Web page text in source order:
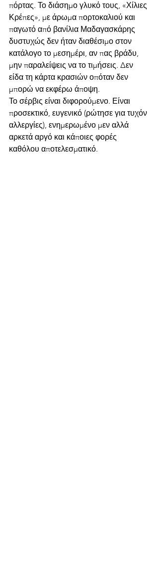
πόρτας. Το διάσημο γλυκό τους, «Χίλιες
Κρέπες», με άρωμα πορτοκαλιού και
παγωτό από βανίλια Μαδαγασκάρης
δυστυχώς δεν ήταν διαθέσιμο στον
κατάλογο το μεσημέρι, αν πας βράδυ,
μην παραλείψεις να το τιμήσεις. Δεν
είδα τη κάρτα κρασιών οπόταν δεν
μπορώ να εκφέρω άποψη.
Το σέρβις είναι διφορούμενο. Είναι
προσεκτικό, ευγενικό (ρώτησε για τυχόν
αλλεργίες), ενημερωμένο μεν αλλά
αρκετά αργό και κάποιες φορές
καθόλου αποτελεσματικό.